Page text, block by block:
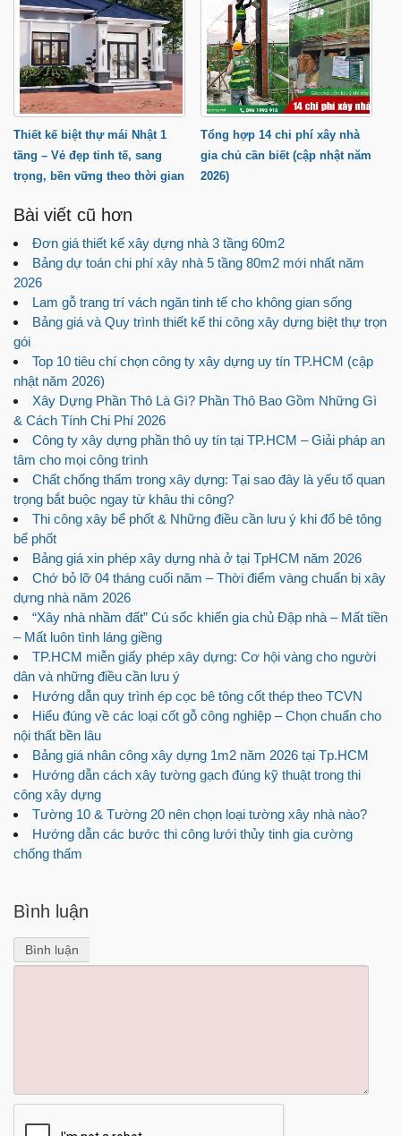
Thiết kế biệt thự mái Nhật 1
tầng – Vẻ đẹp tinh tế, sang
trọng, bền vững theo thời gian
Tổng hợp 14 chi phí xây nhà
gia chủ cần biết (cập nhật năm
2026)
Bài viết cũ hơn
Đơn giá thiết kế xây dựng nhà 3 tầng 60m2
Bảng dự toán chi phí xây nhà 5 tầng 80m2 mới nhất năm
2026
Lam gỗ trang trí vách ngăn tinh tế cho không gian sống
Bảng giá và Quy trình thiết kế thi công xây dựng biệt thự trọn
gói
Top 10 tiêu chí chọn công ty xây dựng uy tín TP.HCM (cập
nhật năm 2026)
Xây Dựng Phần Thô Là Gì? Phần Thô Bao Gồm Những Gì
& Cách Tính Chi Phí 2026
Công ty xây dựng phần thô uy tín tại TP.HCM – Giải pháp an
tâm cho mọi công trình
Chất chống thấm trong xây dựng: Tại sao đây là yếu tố quan
trọng bắt buộc ngay từ khâu thi công?
Thi công xây bể phốt & Những điều cần lưu ý khi đổ bê tông
bể phốt
Bảng giá xin phép xây dựng nhà ở tại TpHCM năm 2026
Chớ bỏ lỡ 04 tháng cuối năm – Thời điểm vàng chuẩn bị xây
dựng nhà năm 2026
“Xây nhà nhầm đất” Cú sốc khiến gia chủ Đập nhà – Mất tiền
– Mất luôn tình láng giềng
TP.HCM miễn giấy phép xây dựng: Cơ hội vàng cho người
dân và những điều cần lưu ý
Hướng dẫn quy trình ép cọc bê tông cốt thép theo TCVN
Hiểu đúng về các loại cốt gỗ công nghiệp – Chọn chuẩn cho
nội thất bền lâu
Bảng giá nhân công xây dựng 1m2 năm 2026 tại Tp.HCM
Hướng dẫn cách xây tường gạch đúng kỹ thuật trong thi
công xây dựng
Tường 10 & Tường 20 nên chọn loại tường xây nhà nào?
Hướng dẫn các bước thi công lưới thủy tinh gia cường
chống thấm
Bình luận
Bình luận